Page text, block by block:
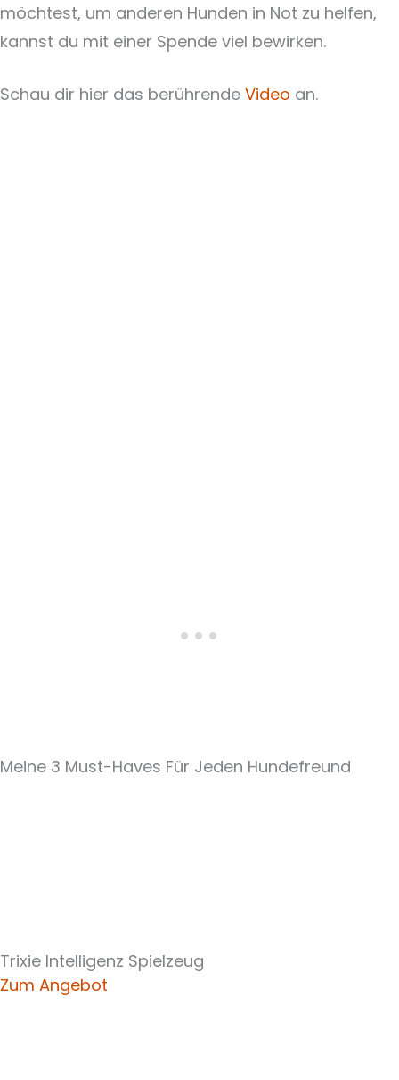
möchtest, um anderen Hunden in Not zu helfen,
kannst du mit einer Spende viel bewirken.
Schau dir hier das berührende Video an.
Meine 3 Must-Haves Für Jeden Hundefreund​
Trixie Intelligenz Spielzeug
Zum Angebot